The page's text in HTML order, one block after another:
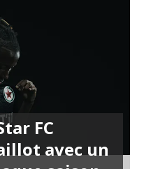
FC
avec un